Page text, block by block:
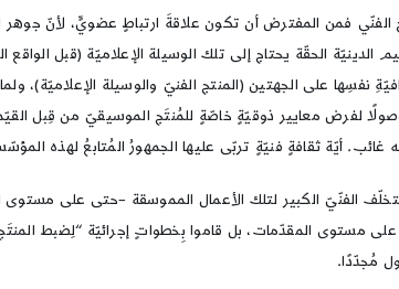
الفنّي فمن المفترض أن تكون علاقةَ ارتباطٍ عضويٍّ، لأنّ
الدينيّة الحقّة يحتاج إلى تلك الوسيلة الإعلاميّة (قبل
نفسِها على الجهتين (المنتج الفنيّ والوسيلة الإعلاميّة)،
وصولًا لفرض معايير ذوقيّةٍ خاصّةٍ للمُنتَج الموسيقيّ من قِبل
أيّة ثقافةٍ فنيّةٍ تربّى عليها الجمهورُ المُتابعُ لهذه
الفنّيّ الكبير لتلك الأعمال المموسقة –حتى على
مستوى المقدّمات، بل قاموا بِخطواتٍ إجرائيّة “لِضبط
مُجدّدًا.